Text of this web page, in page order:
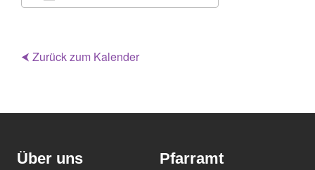
⮜ Zurück zum Kalender
Über uns Pfarramt